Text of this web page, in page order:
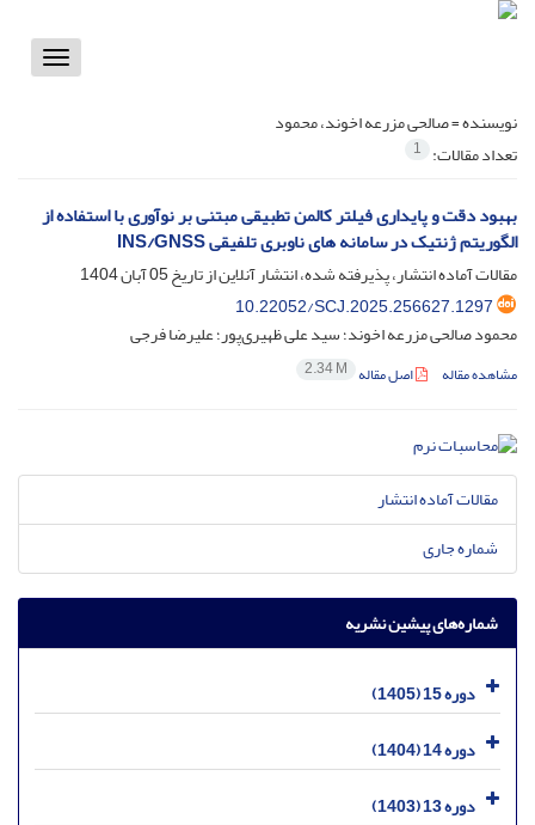
Toggle
نویسنده =صالحی مزرعه اخوند، محمود
تعداد مقالات: 1
بهبود دقت و پایداری فیلتر کالمن تطبیقی مبتنی بر نوآوری با استفاده از
الگوریتم ژنتیک در سامانه های ناوبری تلفیقی INS/GNSS
مقالات آماده انتشار، پذیرفته شده، انتشار آنلاین از تاریخ05 آبان 1404
10.22052/SCJ.2025.256627.1297
محمود صالحی مزرعه اخوند؛ سید علی ظهیری‌پور؛ علیرضا فرجی
مشاهده مقاله اصل مقاله 2.34 M
مقالات آماده انتشار
شماره جاری
شماره‌های پیشین نشریه
دوره 15 (1405)
دوره 14 (1404)
دوره 13 (1403)